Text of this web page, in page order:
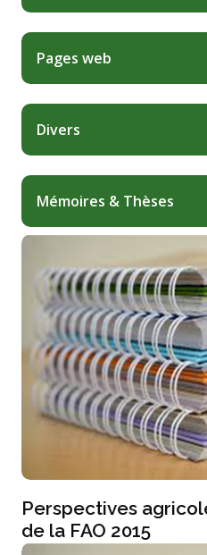
Pages web
Divers
Mémoires & Thèses
Perspectives
de la FAO 2015